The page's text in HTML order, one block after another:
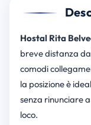
Hostal Rita
breve distanza
comodi
la posizione è
senza rinunciare
loco.